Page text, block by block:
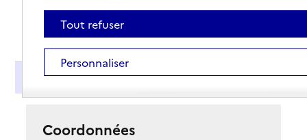
Présentation
Coordonnées
Tout refuser
Personnaliser